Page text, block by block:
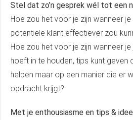
Stel dat zo’n gesprek wél tot een
Hoe zou het voor je zijn wanneer
potentiële klant effectiever zou
Hoe zou het voor je zijn wanneer
hoeft in te houden, tips kunt geven
helpen maar op een manier die er
opdracht krijgt?
Met je enthousiasme en tips &